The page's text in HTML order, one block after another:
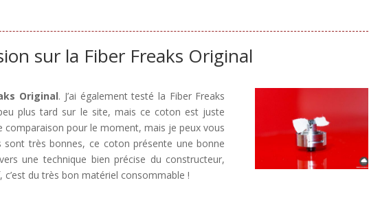
sur la Fiber Freaks Original
Original. J’ai également testé la Fiber Freaks
plus tard sur le site, mais ce coton est juste
comparaison pour le moment, mais je peux vous
très bonnes, ce coton présente une bonne
une technique bien précise du constructeur,
du très bon matériel consommable !